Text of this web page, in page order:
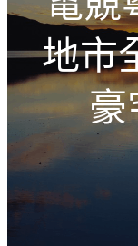
地市
豪